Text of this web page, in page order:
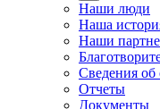
Наши люди
Наша
Наши
Сведения об
Отчеты
Документы